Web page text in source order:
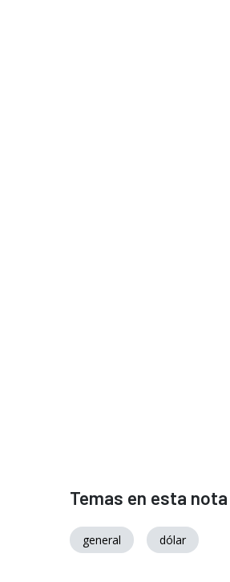
Temas en esta nota
general dólar